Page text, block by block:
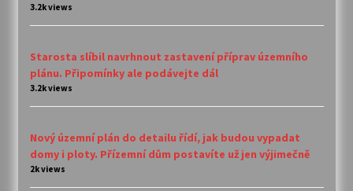
3.2k views
Starosta slíbil navrhnout zastavení příprav územního
plánu. Připomínky ale podávejte dál
3.2k views
Nový územní plán do detailu řídí, jak budou vypadat
domy i ploty. Přízemní dům postavíte už jen výjimečně
2k views